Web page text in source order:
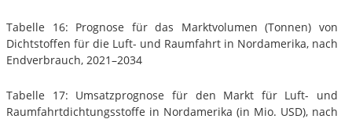
Tabelle 16: Prognose für das Marktvolumen (Tonnen) von
Dichtstoffen für die Luft- und Raumfahrt in Nordamerika, nach
Endverbrauch, 2021–2034
Tabelle 17: Umsatzprognose für den Markt für Luft- und
Raumfahrtdichtungsstoffe in Nordamerika (in Mio. USD), nach